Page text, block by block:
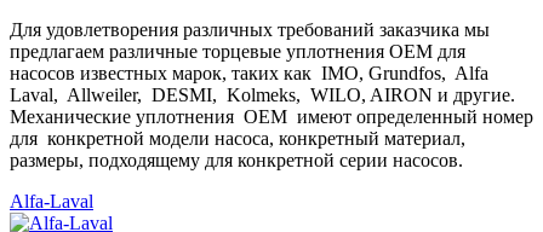
Для удовлетворения различных требований заказчика мы
предлагаем различные торцевые уплотнения OEM для
насосов известных марок, таких как IMO, Grundfos, Alfa
Laval, Allweiler, DESMI, Kolmeks, WILO, AIRON и другие.
Механические уплотнения OEM имеют определенный номер
для конкретной модели насоса, конкретный материал,
размеры, подходящему для конкретной серии насосов.
Alfa-Laval